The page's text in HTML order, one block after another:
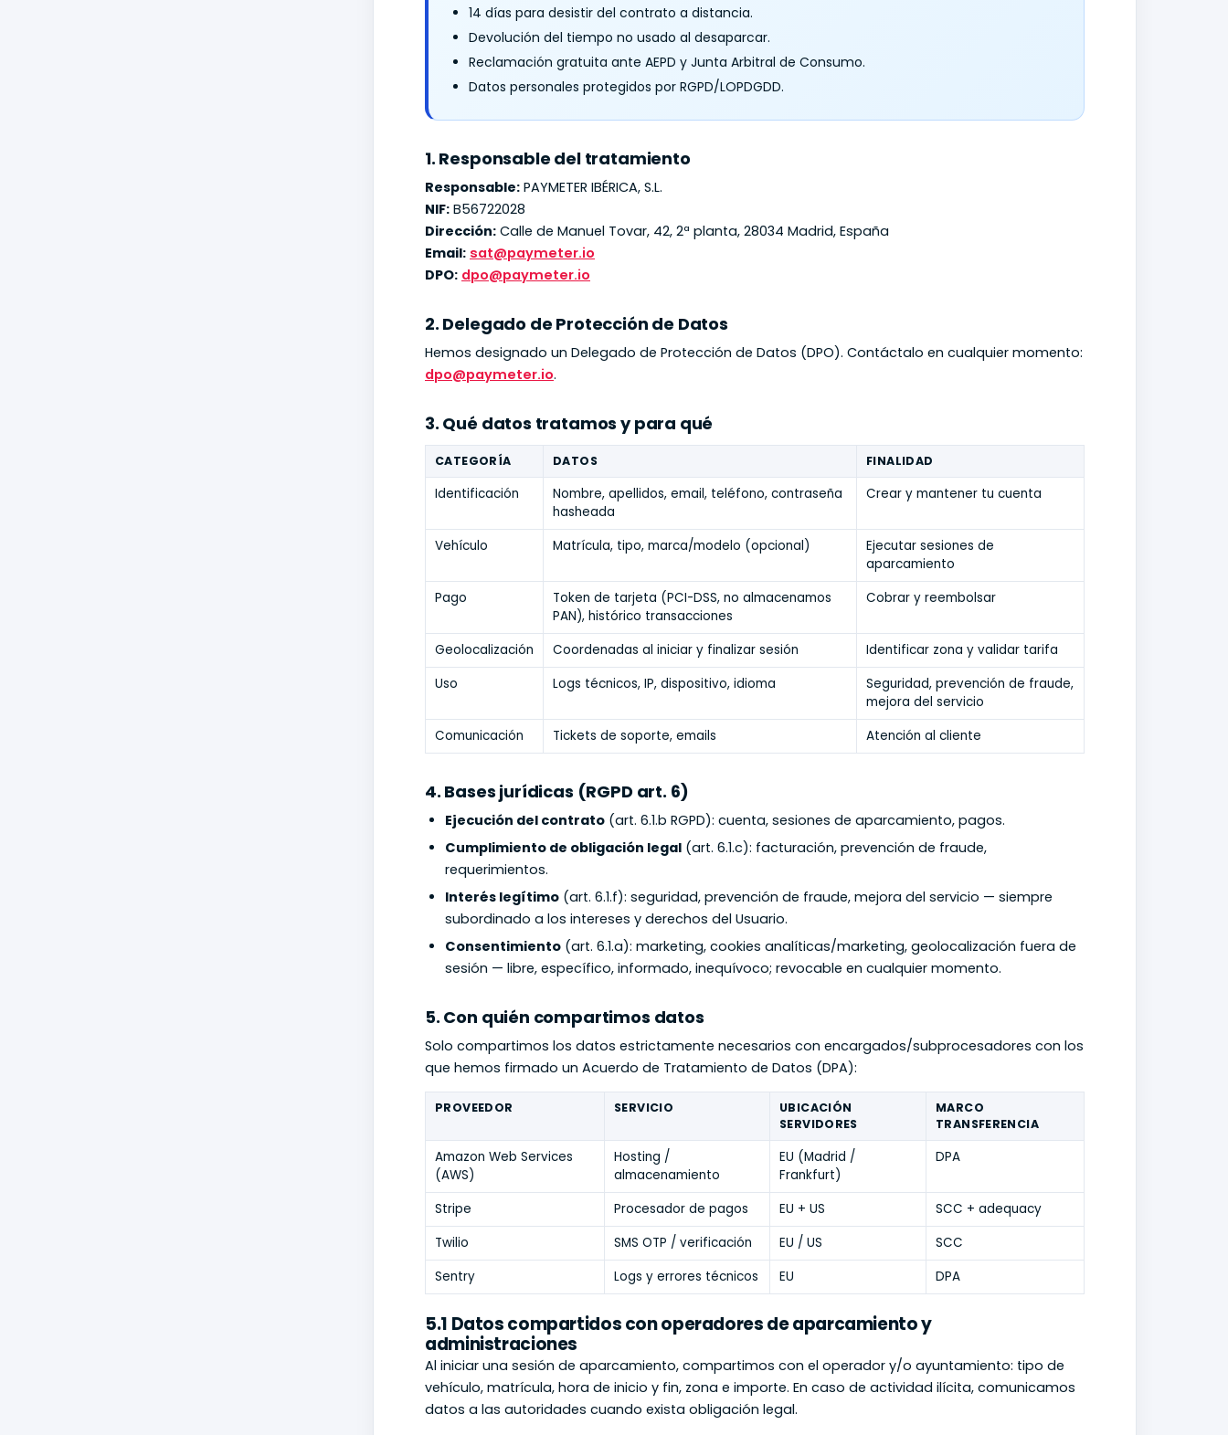
14 días para desistir del contrato a distancia.
Devolución del tiempo no usado al desaparcar.
Reclamación gratuita ante AEPD y Junta Arbitral de Consumo.
Datos personales protegidos por RGPD/LOPDGDD.
1. Responsable del tratamiento
Responsable: PAYMETER IBÉRICA, S.L.
NIF: B56722028
Dirección: Calle de Manuel Tovar, 42, 2ª planta, 28034 Madrid, España
Email: sat@paymeter.io
DPO: dpo@paymeter.io
2. Delegado de Protección de Datos
Hemos designado un Delegado de Protección de Datos (DPO). Contáctalo en cualquier momento:
dpo@paymeter.io.
3. Qué datos tratamos y para qué
CATEGORÍA DATOS FINALIDAD
Identificación
Nombre, apellidos, email, teléfono, contraseña
hasheada
Crear y mantener tu cuenta
Vehículo Matrícula, tipo, marca/modelo (opcional)
Ejecutar sesiones de
aparcamiento
Pago
Token de tarjeta (PCI-DSS, no almacenamos
PAN), histórico transacciones
Cobrar y reembolsar
Geolocalización Coordenadas al iniciar y finalizar sesión
Identificar zona y validar tarifa
Uso
Logs técnicos, IP, dispositivo, idioma
Seguridad, prevención de fraude,
mejora del servicio
Comunicación
Tickets de soporte, emails Atención al cliente
4. Bases jurídicas (RGPD art. 6)
Ejecución del contrato (art. 6.1.b RGPD): cuenta, sesiones de aparcamiento, pagos.
Cumplimiento de obligación legal (art. 6.1.c): facturación, prevención de fraude,
requerimientos.
Interés legítimo (art. 6.1.f): seguridad, prevención de fraude, mejora del servicio — siempre
subordinado a los intereses y derechos del Usuario.
Consentimiento (art. 6.1.a): marketing, cookies analíticas/marketing, geolocalización fuera de
sesión — libre, específico, informado, inequívoco; revocable en cualquier momento.
5. Con quién compartimos datos
Solo compartimos los datos estrictamente necesarios con encargados/subprocesadores con los
que hemos firmado un Acuerdo de Tratamiento de Datos (DPA):
PROVEEDOR SERVICIO
UBICACIÓN
SERVIDORES
MARCO
TRANSFERENCIA
Amazon Web Services
(AWS)
Hosting /
almacenamiento
EU (Madrid /
Frankfurt)
DPA
Stripe Procesador de pagos EU + US
SCC + adequacy
Twilio
SMS OTP / verificación EU / US
SCC
Sentry
Logs y errores técnicos EU DPA
5.1 Datos compartidos con operadores de aparcamiento y
administraciones
Al iniciar una sesión de aparcamiento, compartimos con el operador y/o ayuntamiento: tipo de
vehículo, matrícula, hora de inicio y fin, zona e importe. En caso de actividad ilícita, comunicamos
datos a las autoridades cuando exista obligación legal.